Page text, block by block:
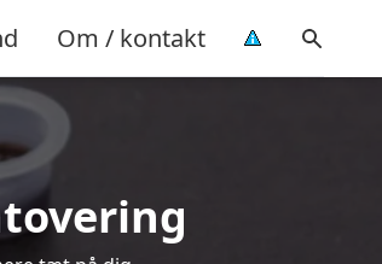
Om / kontakt